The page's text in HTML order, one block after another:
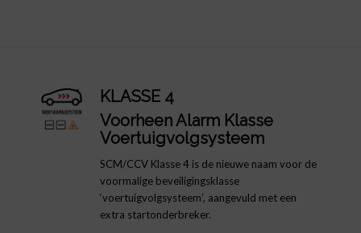
KLASSE 4
Voorheen Alarm Klasse
Voertuigvolgsysteem
SCM/CCV Klasse 4 is de nieuwe naam voor de
voormalige beveiligingsklasse
‘voertuigvolgsysteem’, aangevuld met een
extra startonderbreker.